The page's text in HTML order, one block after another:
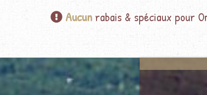
Aucun rabais & spéciaux pour